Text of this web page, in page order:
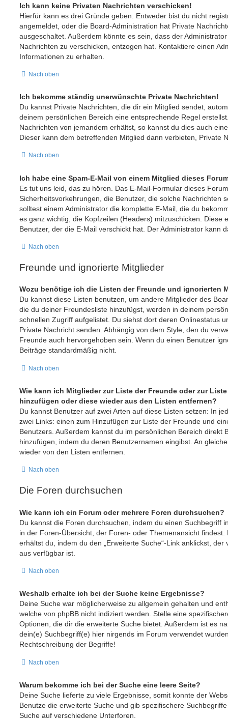
Ich kann keine Privaten Nachrichten verschicken!
Hierfür kann es drei Gründe geben: Entweder bist du nicht
angemeldet, oder die Board-Administration hat Private
ausgeschaltet. Außerdem könnte es sein, dass der
Nachrichten zu verschicken, entzogen hat. Kontaktiere einen
Informationen zu erhalten.
Nach oben
Ich bekomme ständig unerwünschte Private Nachrichten!
Du kannst Private Nachrichten, die dir ein Mitglied sendet,
deinem persönlichen Bereich eine entsprechende Regel
Nachrichten von jemandem erhältst, so kannst du dies auch
Dieser kann dem betreffenden Mitglied dann verbieten, Private
Nach oben
Ich habe eine Spam-E-Mail von einem Mitglied dieses
Es tut uns leid, das zu hören. Das E-Mail-Formular dieses
Sicherheitsvorkehrungen, die Benutzer, die solche Nachrichten
solltest einem Administrator die komplette E-Mail, die du
es ganz wichtig, die Kopfzeilen (Headers) mitzuschicken. Diese
Benutzer, der die E-Mail verschickt hat. Der Administrator kann
Nach oben
Freunde und ignorierte Mitglieder
Wozu benötige ich die Listen der Freunde und ignorierten
Du kannst diese Listen benutzen, um andere Mitglieder des
die du deiner Freundesliste hinzufügst, werden in deinem
schnellen Zugriff aufgelistet. Du siehst dort deren Onlinestatus
Private Nachricht senden. Abhängig von dem Style, den du
Freunde auch hervorgehoben sein. Wenn du einen Benutzer
Beiträge standardmäßig nicht.
Nach oben
Wie kann ich Mitglieder zur Liste der Freunde oder zur
hinzufügen oder diese wieder aus den Listen entfernen?
Du kannst Benutzer auf zwei Arten auf diese Listen setzen: In
zwei Links: einen zum Hinzufügen zur Liste der Freunde und
Benutzers. Außerdem kannst du im persönlichen Bereich direkt
hinzufügen, indem du deren Benutzernamen eingibst. An
wieder von den Listen entfernen.
Nach oben
Die Foren durchsuchen
Wie kann ich ein Forum oder mehrere Foren durchsuchen?
Du kannst die Foren durchsuchen, indem du einen Suchbegriff
in der Foren-Übersicht, der Foren- oder Themenansicht findest.
erhältst du, indem du den „Erweiterte Suche“-Link anklickst,
aus verfügbar ist.
Nach oben
Weshalb erhalte ich bei der Suche keine Ergebnisse?
Deine Suche war möglicherweise zu allgemein gehalten und
welche von phpBB nicht indiziert werden. Stelle eine
Optionen, die dir die erweiterte Suche bietet. Außerdem ist es
dein(e) Suchbegriff(e) hier nirgends im Forum verwendet
Rechtschreibung der Begriffe!
Nach oben
Warum bekomme ich bei der Suche eine leere Seite?
Deine Suche lieferte zu viele Ergebnisse, somit konnte der
Benutze die erweiterte Suche und gib spezifischere
Suche auf verschiedene Unterforen.